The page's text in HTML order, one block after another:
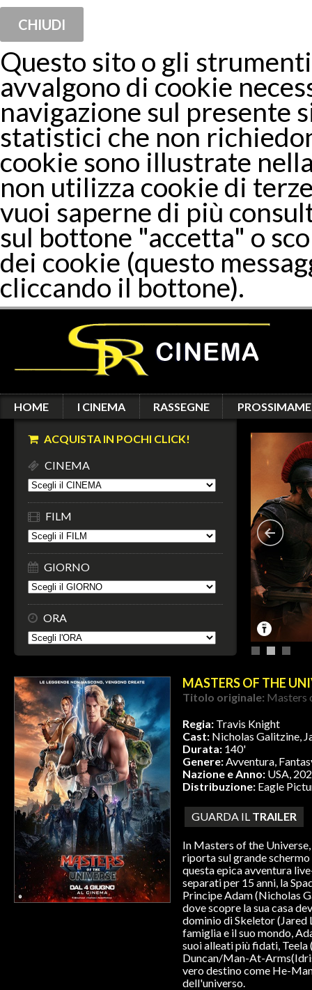
CHIUDI
Questo sito o gli
avvalgono di cookie
navigazione sul presente
statistici che non
cookie sono illustrate
non utilizza cookie di
vuoi saperne di più
sul bottone "accetta" o
dei cookie (questo
cliccando il bottone).
HOME I CINEMA RASSEGNE
ACQUISTA IN POCHI CLICK!
CINEMA
FILM
GIORNO
ORA
MASTERS OF THE
Titolo originale: Masters
Regia: Travis Knight
Cast: Nicholas Galitzine,
Durata: 140'
Genere:Avventura,
Nazione e Anno: USA,
Distribuzione: Eagle
GUARDA IL TRAILER
In Masters of the
riporta sul grande
questa epica avventura
separati per 15 anni, la
Principe Adam (Nicholas
dove scopre la sua casa
dominio di Skeletor (Jared
famiglia e il suo mondo,
suoi alleati più fidati, Teela
Duncan/Man-At-
vero destino come He-
dell'universo.